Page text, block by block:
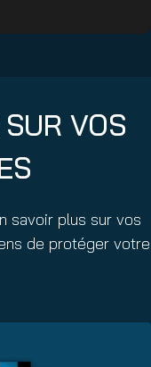
VOS
savoir plus sur vos
de protéger votre